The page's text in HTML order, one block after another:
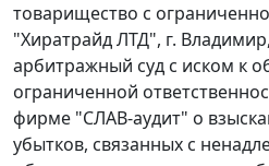
товарищество с
"Хиратрайд ЛТД", г.
арбитражный суд с иском к
ограниченной
фирме "СЛАВ-аудит" о
убытков, связанных с